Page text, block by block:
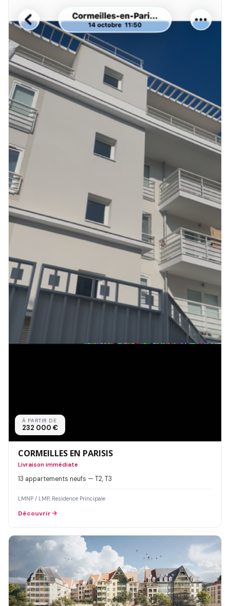
À PARTIR DE
232 000 €
CORMEILLES EN PARISIS
Livraison immédiate
13 appartements neufs — T2, T3
LMNP / LMP, Residence Principale
Découvrir